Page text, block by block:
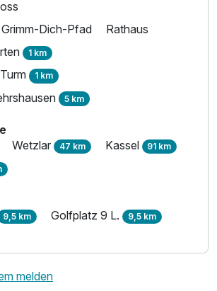
Dich-Pfad
Rathaus
1 km
1 km
5 km
Wetzlar 47 km Kassel 91 km
9,5 km Golfplatz 9 L. 9,5 km
melden